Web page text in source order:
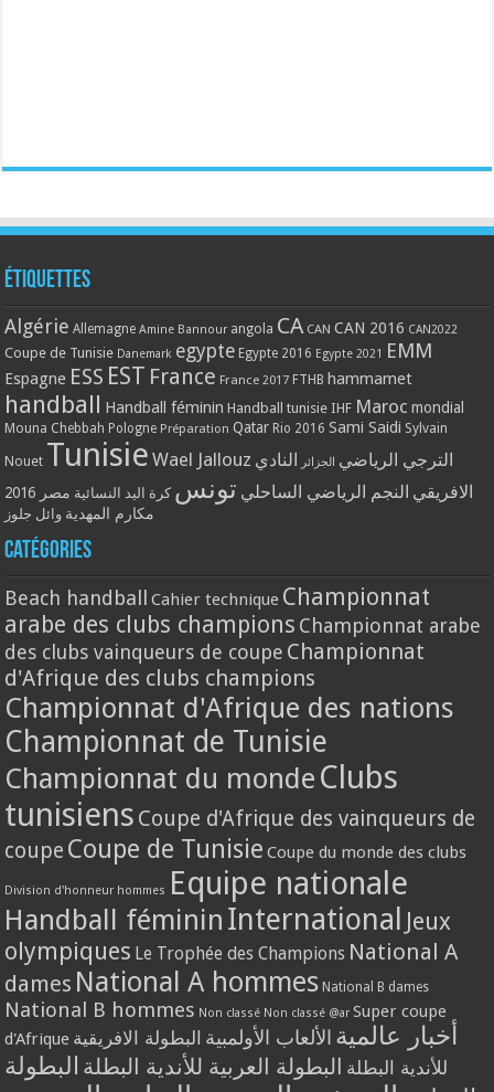
Étiquettes
Algérie Allemagne Amine Bannour angola CA CAN CAN 2016 CAN2022
Coupe de Tunisie Danemark egypte Egypte 2016 Egypte 2021 EMM
Espagne ESS EST France France 2017 FTHB hammamet
handball Handball féminin Handball tunisie IHF Maroc mondial
Mouna Chebbah Pologne Préparation Qatar Rio 2016 Sami Saidi Sylvain
Nouet Tunisie Wael Jallouz الترجي الرياضي الجزائر
النادي
الافريقي النجم الرياضي الساحلي تونس كرة اليد النسائية مصر 2016
مكارم المهدية وائل جلوز
Catégories
Beach handball Cahier technique Championnat
arabe des clubs champions Championnat arabe
des clubs vainqueurs de coupe Championnat
d'Afrique des clubs champions
Championnat d'Afrique des nations
Championnat de Tunisie
Championnat du monde Clubs
tunisiens Coupe d'Afrique des vainqueurs de
coupe Coupe de Tunisie Coupe du monde des clubs
Division d'honneur hommes Equipe nationale
Handball féminin International
Jeux
olympiques Le Trophée des Champions National A
dames National A hommes National B dames
National B hommes Non classé Non classé @ar Super coupe
d'Afrique
أخبار عالمية الألعاب الأولمبية البطولة الافريقية
للأندية البطلة البطولة العربية للأندية البطلة البطولة